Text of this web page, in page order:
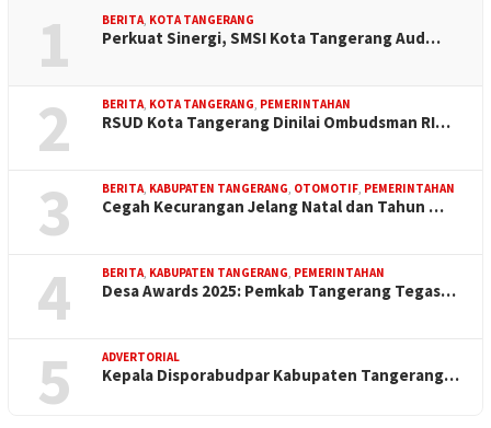
1 BERITA, KOTA TANGERANG
Perkuat Sinergi, SMSI Kota Tangerang Aud…
2 BERITA, KOTA TANGERANG, PEMERINTAHAN
RSUD Kota Tangerang Dinilai Ombudsman RI…
3 BERITA, KABUPATEN TANGERANG, OTOMOTIF, PEMERINTAHAN
Cegah Kecurangan Jelang Natal dan Tahun …
4 BERITA, KABUPATEN TANGERANG, PEMERINTAHAN
Desa Awards 2025: Pemkab Tangerang Tegas…
5 ADVERTORIAL
Kepala Disporabudpar Kabupaten Tangerang…